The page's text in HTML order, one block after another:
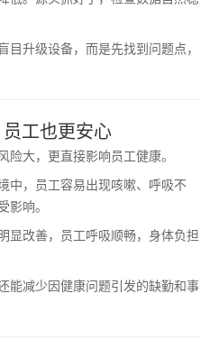
目升级设备，而是先找到问题点，
工也更安心
险大，更直接影响员工健康。
中，员工容易出现咳嗽、呼吸不
影响。
显改善，员工呼吸顺畅，身体负担
能减少因健康问题引发的缺勤和事